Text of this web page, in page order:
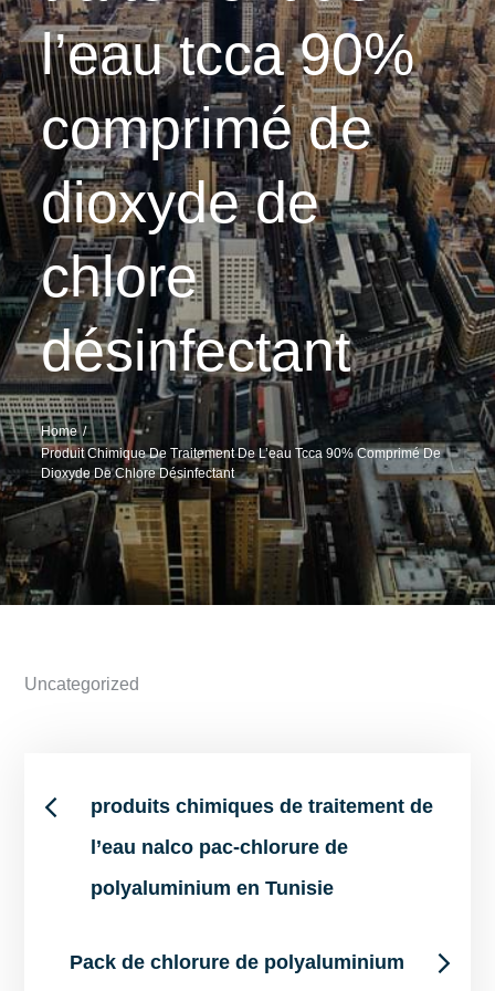
l’eau tcca 90%
comprimé de
dioxyde de
chlore
désinfectant
Home
Produit Chimique De Traitement De L’eau Tcca 90% Comprimé De
Dioxyde De Chlore Désinfectant
Uncategorized
Post
navigation
produits chimiques de traitement de
l’eau nalco pac-chlorure de
polyaluminium en Tunisie
Pack de chlorure de polyaluminium